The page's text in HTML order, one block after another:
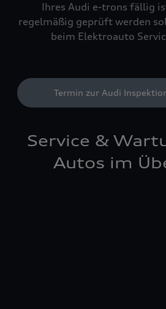
Ihres Audi e-trons fällig
regelmäßig geprüft werden
beim Elektroauto
Termin zur Audi
Service &
Autos im